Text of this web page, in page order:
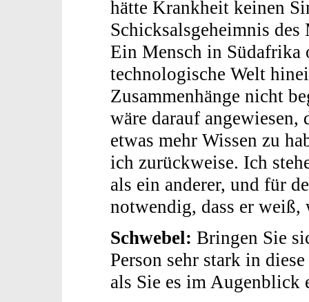
hätte Krankheit keinen
Schicksalsgeheimnis
Ein Mensch in Südafrika
technologische Welt
Zusammenhänge nicht
wäre darauf angewiesen,
etwas mehr Wissen zu
ich zurückweise. Ich
als ein anderer, und für
notwendig, dass er weiß,
Schwebel: Bringen Sie
Person sehr stark in
als Sie es im Augenblick